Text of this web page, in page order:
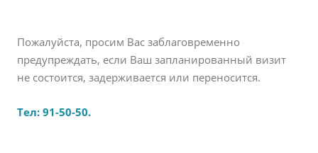
Пожалуйста, просим Вас заблаговременно
предупреждать, если Ваш запланированный визит
не состоится, задерживается или переносится.
Тел: 91-50-50.